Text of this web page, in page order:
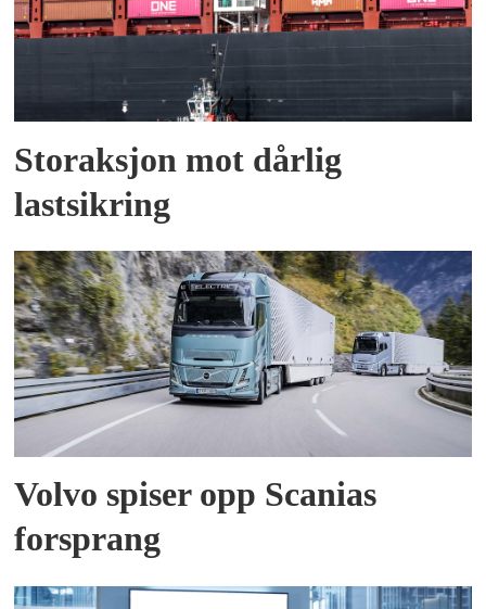
Storaksjon mot dårlig
lastsikring
Volvo spiser opp Scanias
forsprang